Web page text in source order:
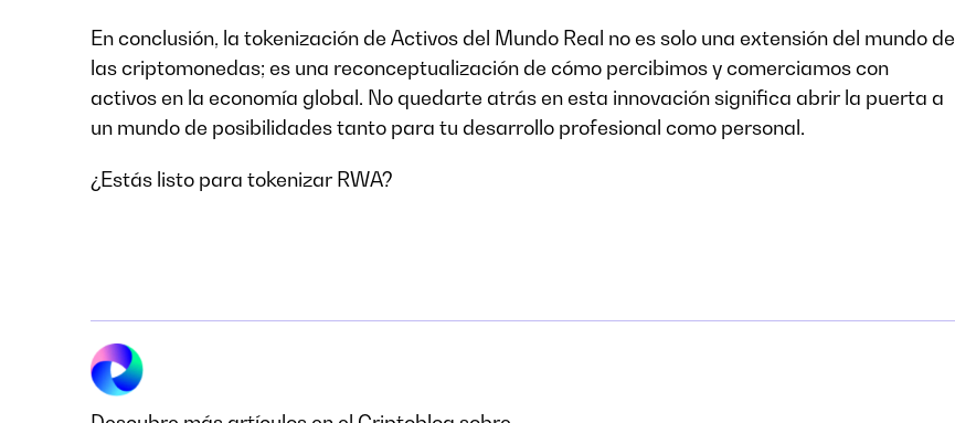
En conclusión, la tokenización de Activos del Mundo Real no es solo una extensión del mundo de
las criptomonedas; es una reconceptualización de cómo percibimos y comerciamos con
activos en la economía global. No quedarte atrás en esta innovación significa abrir la puerta a
un mundo de posibilidades tanto para tu desarrollo profesional como personal.
¿Estás listo para tokenizar RWA?